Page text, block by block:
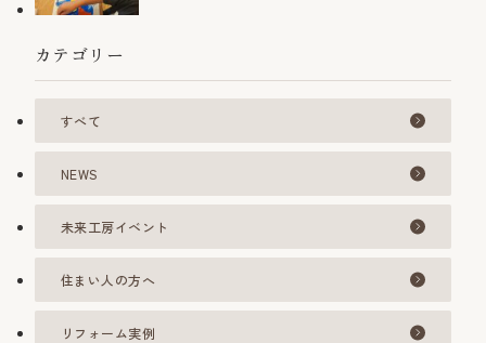
カテゴリー
すべて
NEWS
未来工房イベント
住まい人の方へ
リフォーム実例